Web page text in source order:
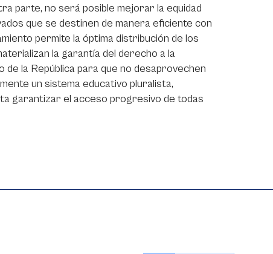
parte, no será posible mejorar la equidad
que se destinen de manera eficiente con
permite la óptima distribución de los
la garantía del derecho a la
de la República para que no desaprovechen
un sistema educativo pluralista,
garantizar el acceso progresivo de todas